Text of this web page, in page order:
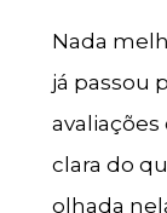
Nada
já passou
clara do
olhada